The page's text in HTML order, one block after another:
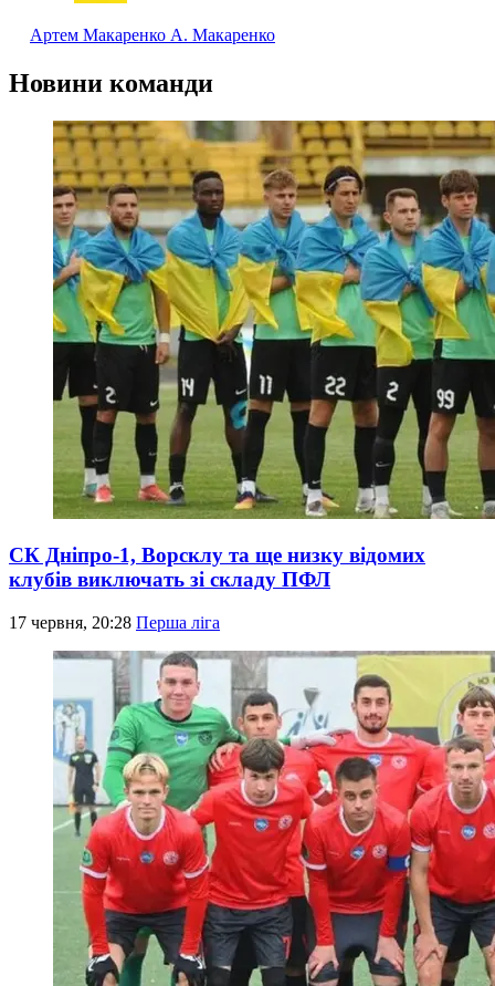
Артем Макаренко А. Макаренко
Новини команди
СК Дніпро-1, Ворсклу та ще низку відомих
клубів виключать зі складу ПФЛ
17 червня, 20:28 Перша ліга